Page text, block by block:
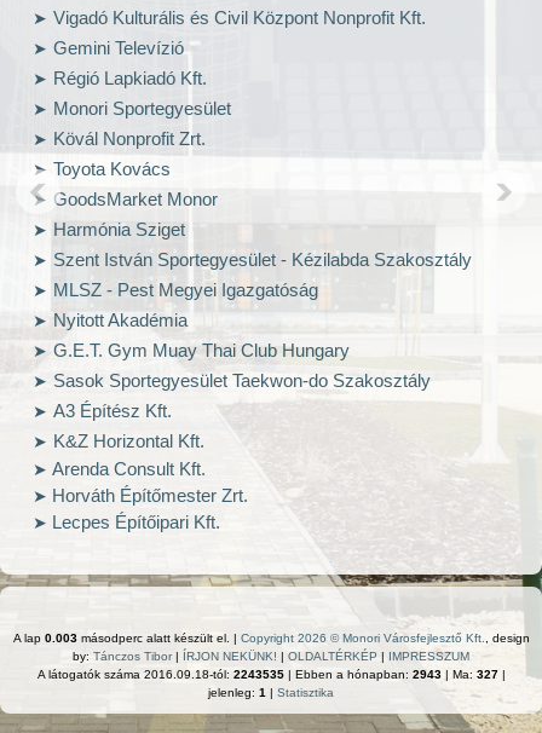
Vigadó Kulturális és Civil Központ Nonprofit Kft.
Gemini Televízió
Régió Lapkiadó Kft.
Monori Sportegyesület
Kövál Nonprofit Zrt.
Toyota Kovács
GoodsMarket Monor
Harmónia Sziget
Szent István Sportegyesület - Kézilabda Szakosztály
MLSZ - Pest Megyei Igazgatóság
Nyitott Akadémia
G.E.T. Gym Muay Thai Club Hungary
Sasok Sportegyesület Taekwon-do Szakosztály
A3 Építész Kft.
K&Z Horizontal Kft.
Arenda Consult Kft.
Horváth Építőmester Zrt.
Lecpes Építőipari Kft.
A lap 0.003másodperc alatt készült el. | Copyright 2026 © Monori Városfejlesztő Kft., design
by: Tánczos Tibor| ÍRJON NEKÜNK! | OLDALTÉRKÉP | IMPRESSZUM
A látogatók száma 2016.09.18-tól: 2243535| Ebben a hónapban: 2943| Ma: 327|
jelenleg: 1 | Statisztika